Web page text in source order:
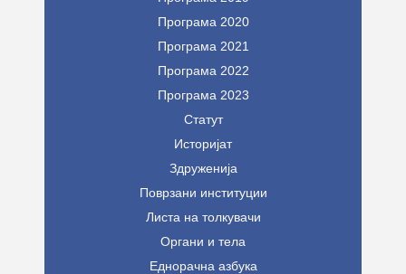
Програма 2020
Програма 2021
Програма 2022
Програма 2023
Статут
Историјат
Здруженија
Поврзани институции
Листа на толкувачи
Органи и тела
Еднорачна азбука